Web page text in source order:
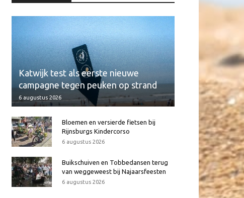
Katwijk test als eerste nieuwe
campagne tegen peuken op strand
6 augustus 2026
Bloemen en versierde fietsen bij
Rijnsburgs Kindercorso
6 augustus 2026
Buikschuiven en Tobbedansen terug
van weggeweest bij Najaarsfeesten
6 augustus 2026